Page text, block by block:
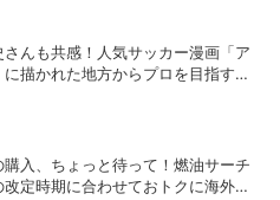
さんも共感！人気サッカー漫画「ア
に描かれた地方からプロを目指す少
購入、ちょっと待って！燃油サーチ
改定時期に合わせておトクに海外航